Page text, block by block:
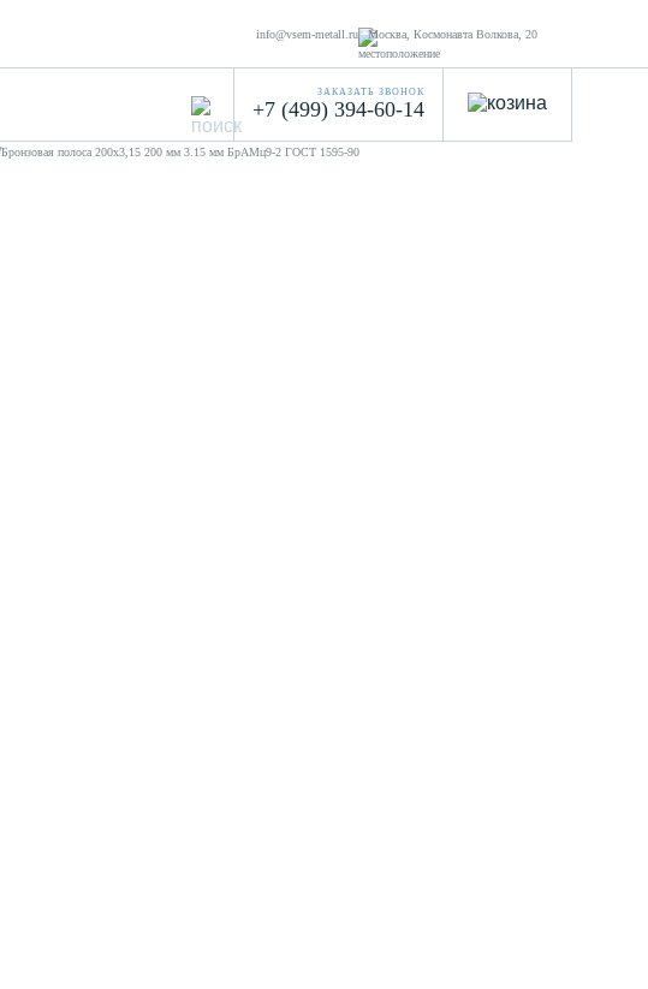
info@vsem-metall.ru Москва, Космонавта Волкова, 20
ЗАКАЗАТЬ ЗВОНОК
+7 (499) 394-60-14
Бронзовая полоса 200х3,15 200 мм 3.15 мм БрАМц9-2 ГОСТ 1595-90